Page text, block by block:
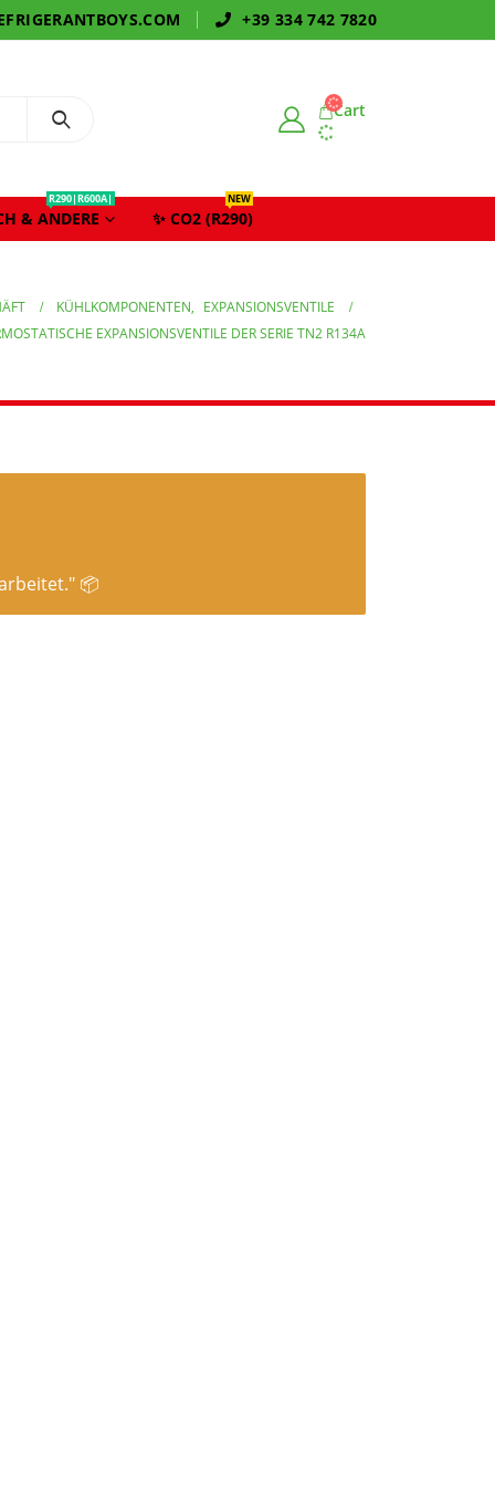
+39 334 742 7820
Cart
& ANDERE
R290|R600A|
✨ CO2 (R290)
NEW
KÜHLKOMPONENTEN, EXPANSIONSVENTILE
EXPANSIONSVENTILE DER SERIE TN2 R134A
📦